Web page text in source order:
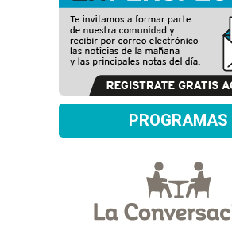
PROGRAMAS